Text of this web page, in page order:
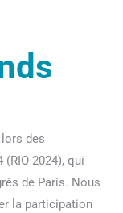
des
2024), qui
de Paris. Nous
la participation